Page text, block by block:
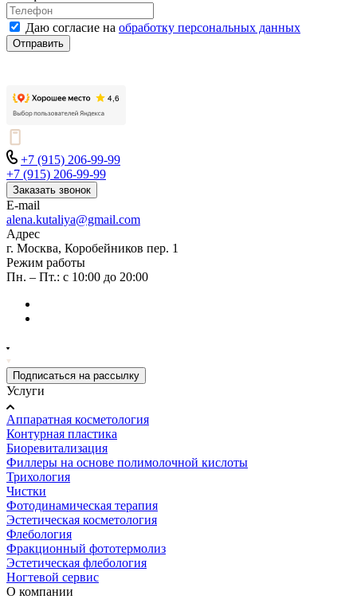
Даю согласие на обработку персональных данных
Отправить
+7 (915) 206-99-99
+7 (915) 206-99-99
Заказать звонок
E-mail
alena.kutaliya@gmail.com
Адрес
г. Москва, Коробейников пер. 1
Режим работы
Пн. – Пт.: с 10:00 до 20:00
Подписаться на рассылку
Услуги
Аппаратная косметология
Контурная пластика
Биоревитализация
Филлеры на основе полимолочной кислоты
Трихология
Чистки
Фотодинамическая терапия
Эстетическая косметология
Флебология
Фракционный фототермолиз
Эстетическая флебология
Ногтевой сервис
О компании